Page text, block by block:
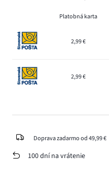
Platobná karta
2,99 €
2,99 €
Doprava zadarmo od 49,99 €
100 dní na vrátenie